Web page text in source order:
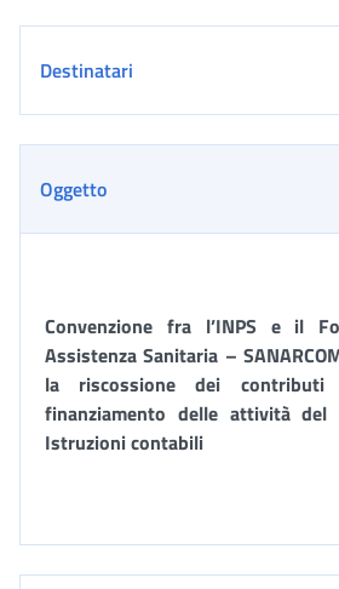
Destinatari
Oggetto
Convenzione fra l’INPS e il
Assistenza Sanitaria –
la riscossione dei
finanziamento delle attività del
Istruzioni contabili